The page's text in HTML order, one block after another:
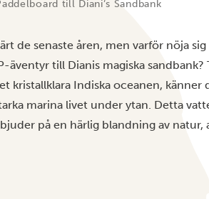
till Diani’s Sandbank
de senaste åren, men varför nöja
till Dianis magiska sandbank?
kristallklara Indiska oceanen, känner
marina livet under ytan. Detta
på en härlig blandning av natur,